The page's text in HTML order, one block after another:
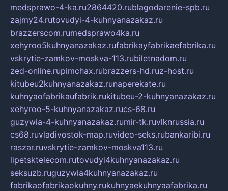
medsprawo-4-ka.ru2864420.rublagodarenie-spb.ru
zajmy24.rutovudyi-4-kuhnyanazakaz.ru
brazzerscom.rumedsprawo4ka.ru
xehyroo5kuhnyanazakaz.rufabrikayfabrikaefabrika.ru
vskrytie-zamkov-moskva-113.rubiletnadom.ru
zed-online.rupimchax.rubrazzers-hd.ruz-host.ru
kitubeu2kuhnyanazakaz.runaperekate.ru
kuhnyaofabrikaufabrik.rukitubeu-2-kuhnyanazakaz.ru
xehyroo-5-kuhnyanazakaz.rucs-68.ru
guzywia-4-kuhnyanazakaz.rumir-tk.ruvlknrussia.ru
cs68.ruvladivostok-map.ruvideo-seks.rubankaribi.ru
raszar.ruvskrytie-zamkov-moskva113.ru
lipetsktelecom.rutovudyi4kuhnyanazakaz.ru
seksuzb.ruguzywia4kuhnyanazakaz.ru
fabrikaofabrikaokuhny.rukuhnyaekuhnyaafabrika.ru